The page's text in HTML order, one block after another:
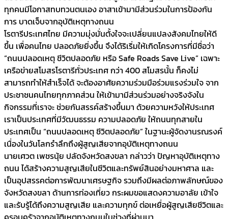
ทุกคนมีโอกาสทบทวนตนเอง อาสาเข้ามามีส่วนร่วมในการป้องกัน
การ บาดเจ็บจากอุบัติเหตุทางถนน
โรตารีประเทศไทย มีความมุ่งมั่นตั้งใจจะเปลี่ยนแปลงสังคมไทยให้ดี
ขึ้น เพื่อคนไทย ปลอดภัยยิ่งขึ้น จึงได้ริเริ่มให้เกิดโครงการที่มีชื่อว่า
“ถนนปลอดเหตุ ชีวิตปลอดภัย หรือ Safe Roads Save Live” เฉพาะ
เครือข่ายสโมสรโรตารีทั่วประเทศ กว่า 400 สโมสรนั้น ก็คงไม่
สามารถทำให้สำเร็จได้ จะต้องอาศัยความร่วมมือร่วมแรงร่วมใจ จาก
ประชาชนคนไทยทุกภาคส่วน ให้เข้ามามีส่วนร่วมอย่างจริงจังใน
กิจกรรมที่เราจะ ช่วยกันสรรค์สร้างขึ้นมา ด้วยความหวังให้ประเทศ
เราเป็นประเทศที่มีวัฒนธรรม ความปลอดภัย ให้ถนนทุกสายใน
ประเทศเป็น “ถนนปลอดเหตุ ชีวิตปลอดภัย” ในฐานะผู้จัดงานรณรงค์
เนื่องในวันโลกรำลึกถึงผู้สูญเสียจากอุบัติเหตุทางถนน
นายเศวต เพชรนุ้ย ปลัดจังหวัดสงขลา กล่าวว่า ปัญหาอุบัติเหตุทาง
ถนน ได้สร้างความสูญเสียในชีวิตและทรัพย์สินอย่างมหาศาล และ
เป็นอุปสรรคต่อการพัฒนาเศรษฐกิจ รวมถึงมีผลต่อภาพลักษณ์ของ
จังหวัดสงขลา ด้านการท่องเที่ยว กระผมขอแสดงความอาลัย เข้าใจ
และรับรู้ได้ถึงความสูญเสีย และความทุกข์ ต่อเหยื่อผู้สูญเสียชีวิตและ